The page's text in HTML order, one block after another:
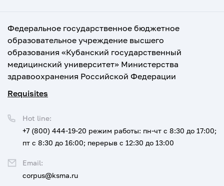
Федеральное государственное бюджетное
образовательное учреждение высшего
образования «Кубанский государственный
медицинский университет» Министерства
здравоохранения Российской Федерации
Requisites
Hot line:
+7 (800) 444-19-20 режим работы: пн-чт с 8:30 до 17:00;
пт с 8:30 до 16:00; перерыв с 12:30 до 13:00
Email:
corpus@ksma.ru